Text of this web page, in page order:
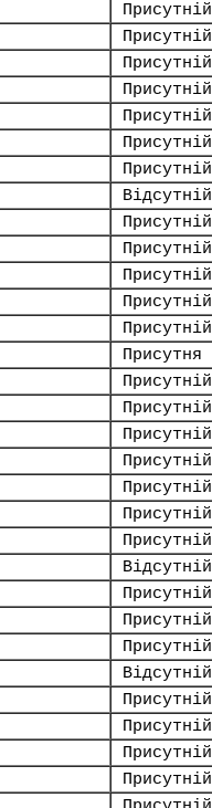
Присутній
Присутній
Присутній
Присутній
Присутній
Присутній
Присутній
Відсутній
Присутній
Присутній
Присутній
Присутній
Присутній
Присутня
Присутній
Присутній
Присутній
Присутній
Присутній
Присутній
Присутній
Відсутній
Присутній
Присутній
Присутній
Відсутній
Присутній
Присутній
Присутній
Присутній